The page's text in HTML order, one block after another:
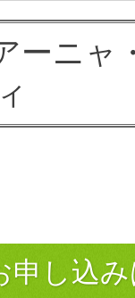
ーニャ
申し込